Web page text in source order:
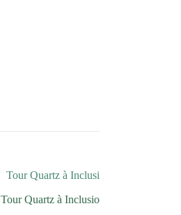
Tour Quartz à Inclusion de Tourmaline